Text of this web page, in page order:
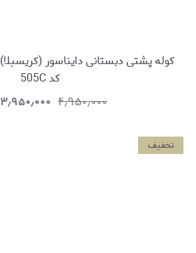
کد 505C
۴٫۹۵۰٫۰۰۰ ۳٫۹۵۰٫۰۰۰
تخفیف